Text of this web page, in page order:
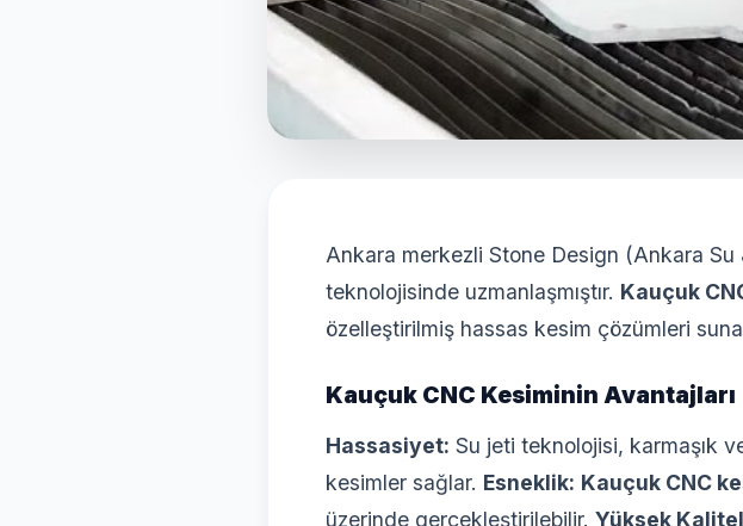
Ankara merkezli Stone Design (Ankara
teknolojisinde uzmanlaşmıştır. Kauçuk
özelleştirilmiş hassas kesim çözümleri
Kauçuk CNC Kesiminin Avantajları
Hassasiyet: Su jeti teknolojisi, karmaşık
kesimler sağlar. Esneklik: Kauçuk CNC
üzerinde gerçekleştirilebilir. Yüksek